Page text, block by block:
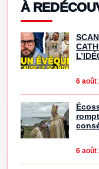
À
6 août
6 août